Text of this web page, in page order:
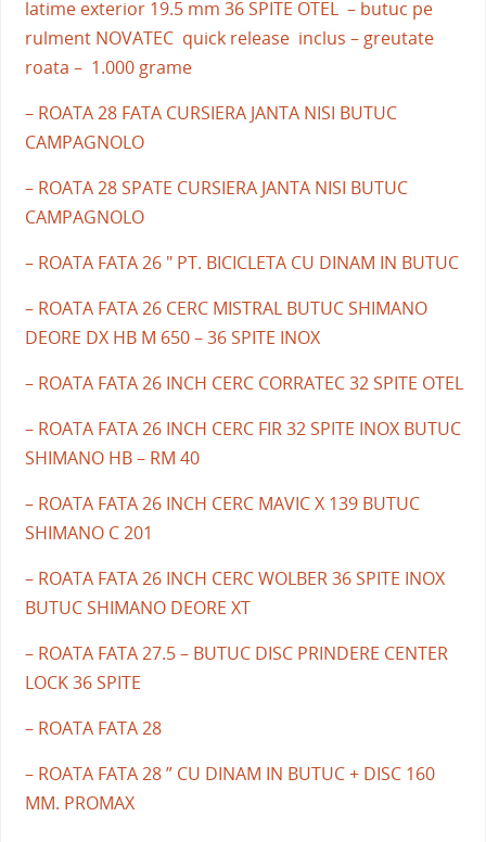
latime exterior 19.5 mm 36 SPITE OTEL – butuc pe
rulment NOVATEC quick release inclus – greutate
roata – 1.000 grame
– ROATA 28 FATA CURSIERA JANTA NISI BUTUC
CAMPAGNOLO
– ROATA 28 SPATE CURSIERA JANTA NISI BUTUC
CAMPAGNOLO
– ROATA FATA 26 " PT. BICICLETA CU DINAM IN BUTUC
– ROATA FATA 26 CERC MISTRAL BUTUC SHIMANO
DEORE DX HB M 650 – 36 SPITE INOX
– ROATA FATA 26 INCH CERC CORRATEC 32 SPITE OTEL
– ROATA FATA 26 INCH CERC FIR 32 SPITE INOX BUTUC
SHIMANO HB – RM 40
– ROATA FATA 26 INCH CERC MAVIC X 139 BUTUC
SHIMANO C 201
– ROATA FATA 26 INCH CERC WOLBER 36 SPITE INOX
BUTUC SHIMANO DEORE XT
– ROATA FATA 27.5 – BUTUC DISC PRINDERE CENTER
LOCK 36 SPITE
– ROATA FATA 28
– ROATA FATA 28 ” CU DINAM IN BUTUC + DISC 160
MM. PROMAX